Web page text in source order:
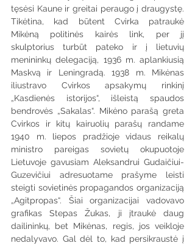
tęsėsi Kaune ir greitai peraugo į draugystę.
Tikėtina, kad būtent Cvirka patraukė
Mikėną politinės kairės link, per jį
skulptorius turbūt pateko ir į lietuvių
menininkų delegaciją, 1936 m. aplankiusią
Maskvą ir Leningradą. 1938 m. Mikėnas
iliustravo Cvirkos apsakymų rinkinį
„Kasdienės istorijos“, išleistą spaudos
bendrovės „Sakalas“. Mikėno parašą greta
Cvirkos ir kitų kairuolių parašų randame
1940 m. liepos pradžioje vidaus reikalų
ministro pareigas sovietų okupuotoje
Lietuvoje gavusiam Aleksandrui Gudaičiui-
Guzevičiui adresuotame prašyme leisti
steigti sovietinės propagandos organizaciją
„Agitpropas“. Šiai organizacijai vadovavo
grafikas Stepas Žukas, ji įtraukė daug
dailininkų, bet Mikėnas, regis, jos veikloje
nedalyvavo. Gal dėl to, kad persikraustė į